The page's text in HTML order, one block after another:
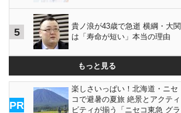
5
貴ノ浪が43歳で急逝 横綱・大関
は「寿命が短い」本当の理由
もっと見る
PR
楽しさいっぱい！北海道・ニセ
コで避暑の夏旅 絶景とアクティ
ビティが揃う「ニセコ東急 グラ